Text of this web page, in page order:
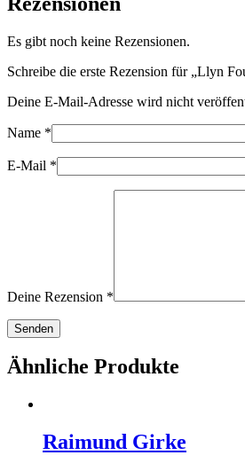
Es gibt noch keine Rezensionen.
Schreibe die erste Rezension für „Llyn
Deine E-Mail-Adresse wird nicht
Name *
E-Mail *
Deine Rezension *
Ähnliche Produkte
Raimund Girke